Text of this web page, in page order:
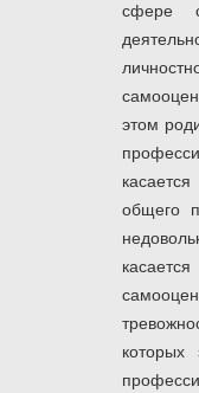
сфере
этом
общего
которых